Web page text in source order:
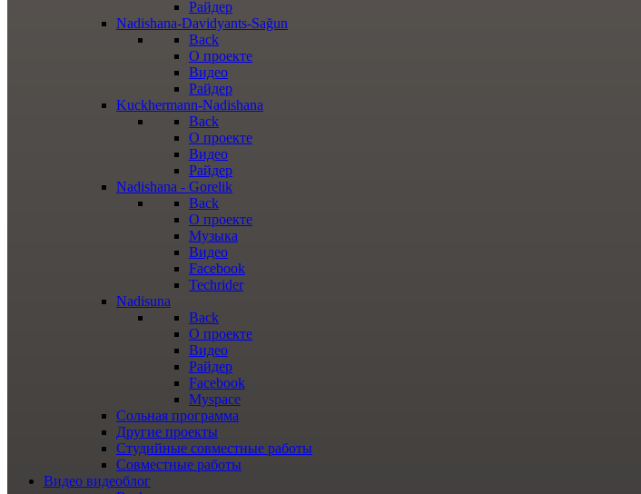
Райдер
Nadishana-Davidyants-Sağun
Back
О проекте
Видео
Райдер
Kuckhermann-Nadishana
Back
О проекте
Видео
Райдер
Nadishana - Gorelik
Back
О проекте
Музыка
Видео
Facebook
Techrider
Nadisuna
Back
О проекте
Видео
Райдер
Facebook
Myspace
Сольная программа
Другие проекты
Студийные совместные работы
Совместные работы
Видео видеоблог